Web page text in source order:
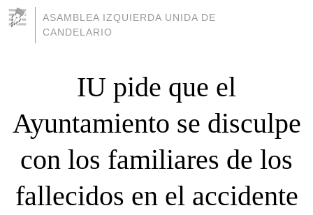
ASAMBLEA IZQUIERDA UNIDA DE
CANDELARIO
IU pide que el
Ayuntamiento se disculpe
con los familiares de los
fallecidos en el accidente